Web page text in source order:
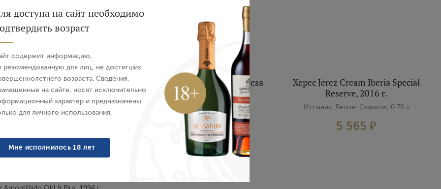
Fino Marismeno Special
2020 г.
Белое, 0.75 л
Херес Jerez Pedro Ximenez Duquesa
Special Reserve, 2016 г.
Испания, Белое, Сладкое, 0.75 л
5 768 ₽
Херес Jerez Cream Iberia Special
Reserve, 2016 г.
Испания, Белое, Сладкое, 0.75 л
5 565 ₽
доступа на сайт необходимо
возраст
содержит информацию,
рекомендованную для лиц, не достигших
возраста. Сведения,
на сайте, носят исключительно
характер и предназначены
для личного использования.
Мне исполнилось 18 лет
Авторизация
Пароль
Забыли пароль?